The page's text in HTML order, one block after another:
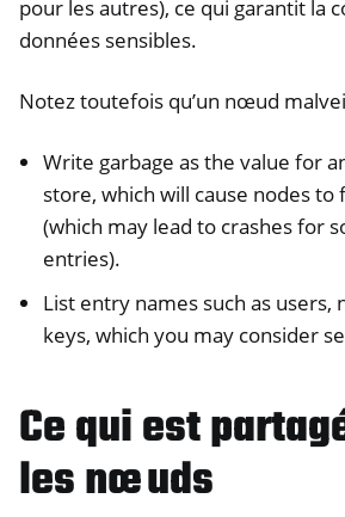
pour les autres), ce qui garantit la
données sensibles.
Notez toutefois qu’un nœud
Write garbage as the value for
store, which will cause nodes to
(which may lead to crashes for
entries).
List entry names such as users,
keys, which you may consider
Ce qui est
les nœuds